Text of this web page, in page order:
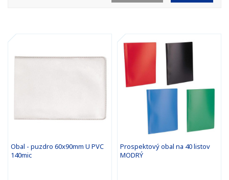
Obal - puzdro 60x90mm U PVC
140mic
Prospektový obal na 40 listov
MODRÝ